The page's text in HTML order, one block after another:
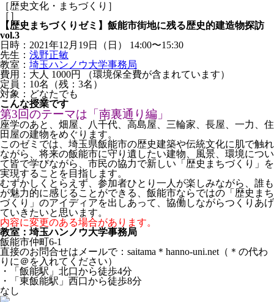
［歴史文化・まちづくり］
［ ］
【歴史まちづくりゼミ】飯能市街地に残る歴史的建造物探訪
vol.3
日時：2021年12月19日（日） 14:00〜15:30
先生： 浅野正敏
教室： 埼玉ハンノウ大学事務局
費用：大人 1000円 （環境保全費が含まれています）
定員：10名（残：3名）
対象：どなたでも
こんな授業です
第3回のテーマは「南裏通り編」
座学のあと、畑屋、八千代、高島屋、三輪家、長屋、一力、住
田屋の建物をめぐります。
このゼミでは、埼玉県飯能市の歴史建築や伝統文化に肌で触れ
ながら、将来の飯能市に守り遺したい建物、風景、環境につい
て皆で学びながら、市民の協力で新しい「歴史まちづくり」を
実現することを目指します。
むずかしくとらえず、参加者ひとり一人が楽しみながら、誰も
が魅力的に感じることができる、飯能市ならではの「歴史まち
づくり」のアイディアを出しあって、協働しながらつくりあげ
ていきたいと思います。
内容に変更のある場合があります。
教室：埼玉ハンノウ大学事務局
飯能市仲町6-1
直接のお問合せはメールで：saitama＊hanno-uni.net（＊の代わ
りに＠を入れてください）
・「飯能駅」北口から徒歩4分
・「東飯能駅」西口から徒歩8分
なし